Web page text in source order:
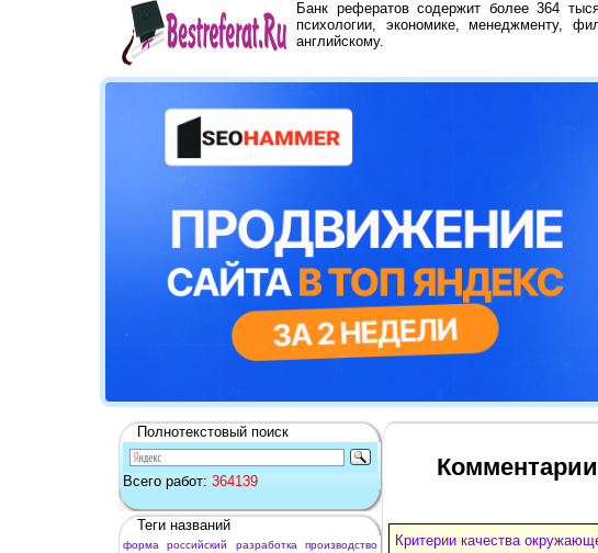
Банк рефератов содержит более 364
психологии, экономике, менеджменту,
английскому.
Полнотекстовый поиск
Всего работ: 364139
Теги названий
форма российский разработка
производство
Критерии качества